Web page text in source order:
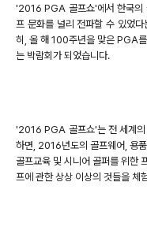
'2016 PGA 골프쇼'에서 한국의
프 문화를 널리 전파할 수 있었
히, 올 해 100주년을 맞은 PGA
는 박람회가 되었습니다.
'2016 PGA 골프쇼'는 전 세계의
하면, 2016년도의 골프웨어, 용
골프교육 및 시니어 골퍼를 위한
프에 관한 상상 이상의 것들을 체